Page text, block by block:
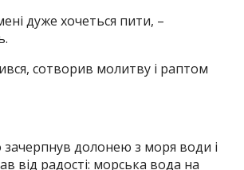
дуже хочеться пити, –
сотворив молитву і раптом
зачерпнув долонею з моря води і
від радості: морська вода на